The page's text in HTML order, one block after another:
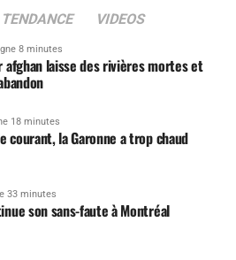
TENDANCE VIDEOS
8 minutes
afghan laisse des rivières mortes et
18 minutes
courant, la Garonne a trop chaud
33 minutes
son sans-faute à Montréal